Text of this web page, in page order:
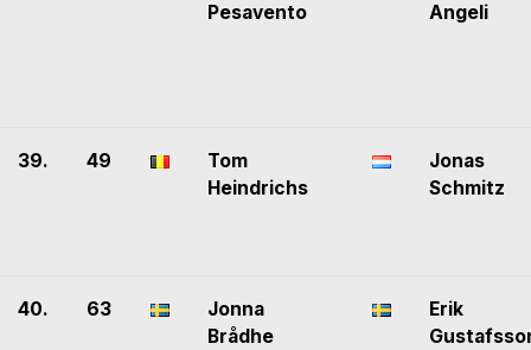
Pesavento
Angeli
39. 49
Tom
Heindrichs
Jonas
Schmitz
40. 63
Jonna
Brådhe
Erik